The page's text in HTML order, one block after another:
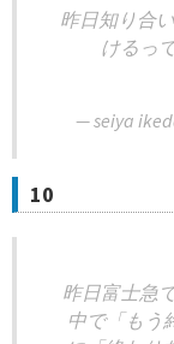
昨日知り合
けるっ
— seiya
10
昨日富士急
中で「もう